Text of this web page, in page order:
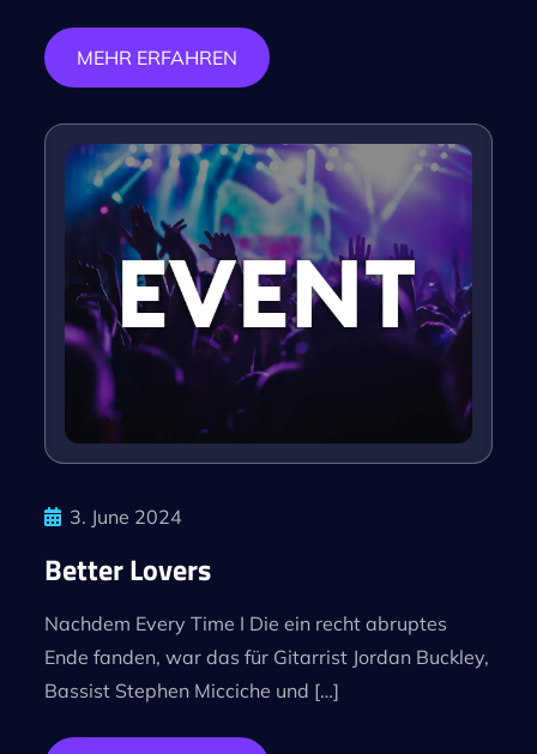
MEHR ERFAHREN
3. June 2024
Better Lovers
Nachdem Every Time I Die ein recht abruptes
Ende fanden, war das für Gitarrist Jordan Buckley,
Bassist Stephen Micciche und […]